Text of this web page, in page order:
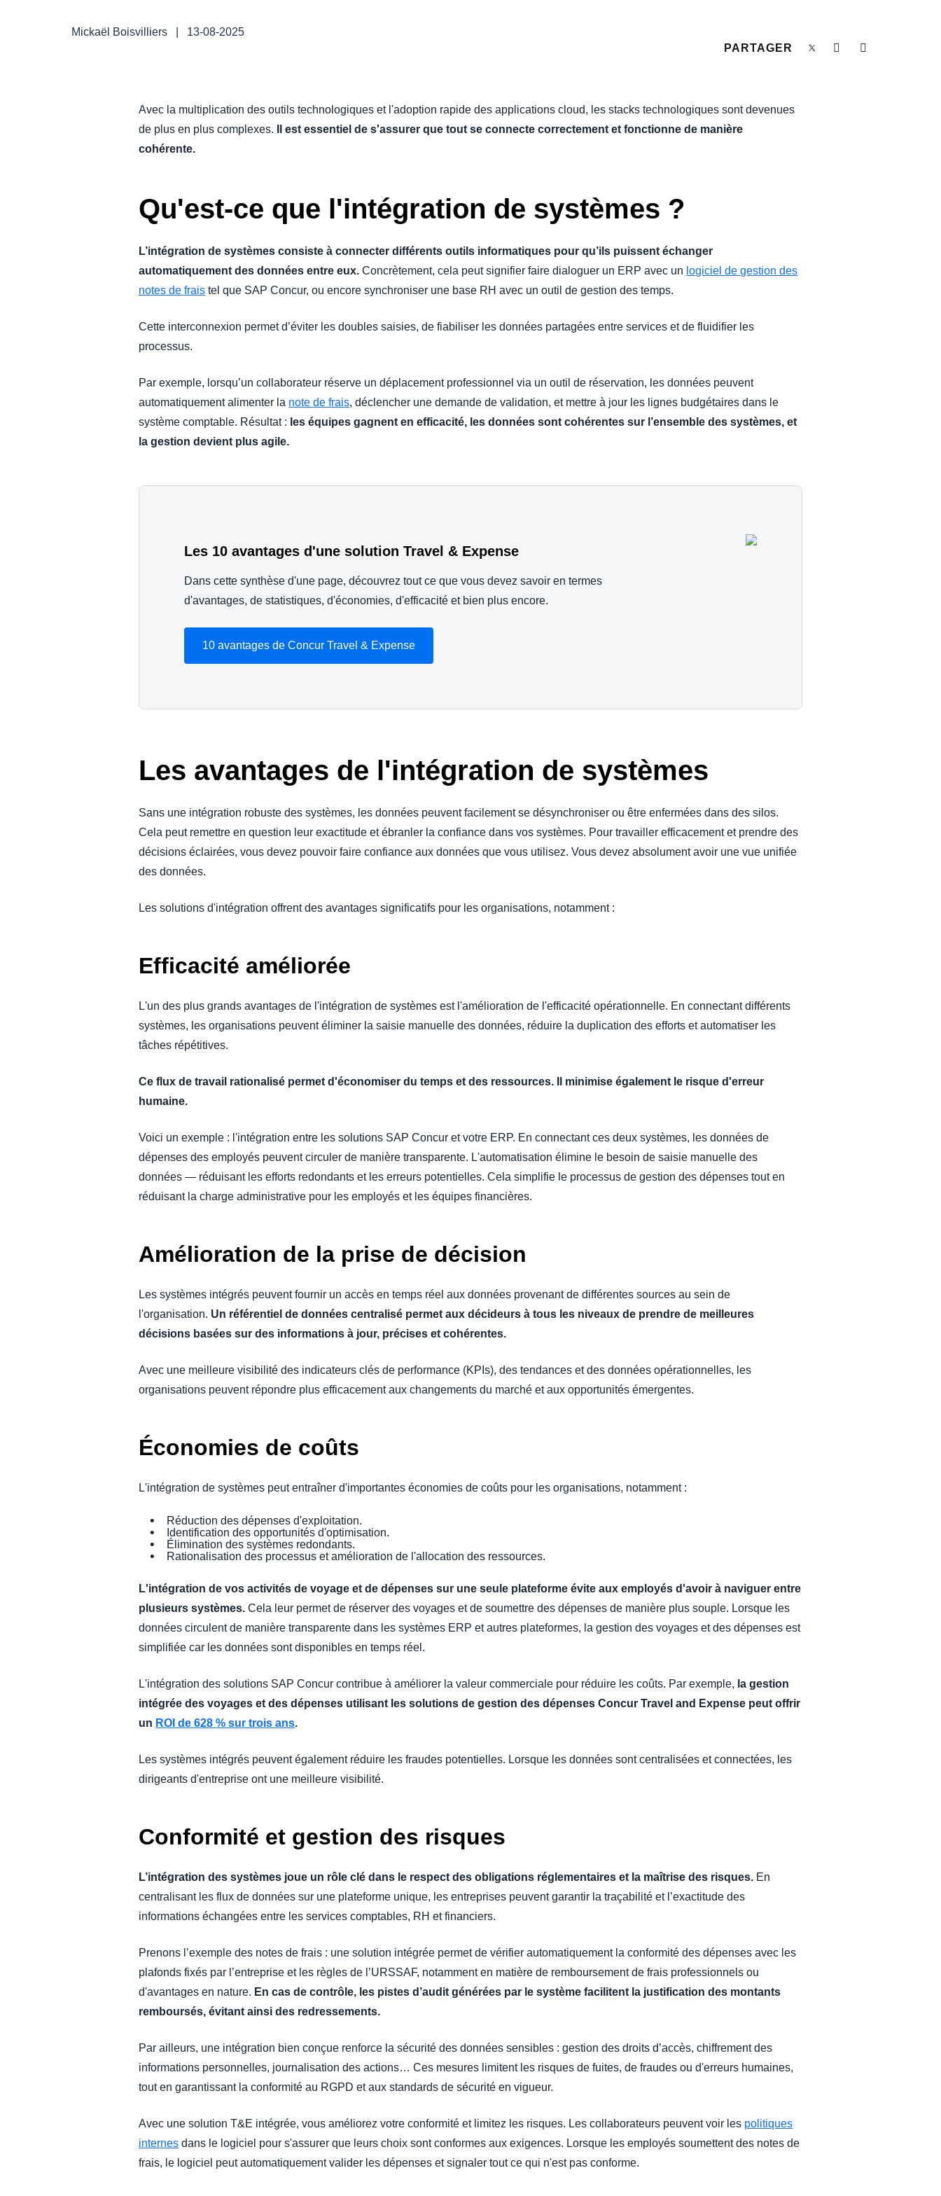
L’EXPÉRIENCE EMPLOYÉ
Mickaël Boisvilliers
13-08-2025
PARTAGER
Avec la multiplication des outils technologiques et l'adoption rapide des applications cloud, les stacks technologiques sont devenues
de plus en plus complexes.
Il est essentiel de s'assurer que tout se connecte correctement et fonctionne de manière
cohérente.
Qu'est-ce que l'intégration de systèmes ?
L’intégration de systèmes consiste à connecter différents outils informatiques pour qu’ils puissent échanger
automatiquement des données entre eux.Concrètement, cela peut signifier faire dialoguer un ERP avec un logiciel de gestion des
notes de frais tel que SAP Concur, ou encore synchroniser une base RH avec un outil de gestion des temps.
Cette interconnexion permet d’éviter les doubles saisies, de fiabiliser les données partagées entre services et de fluidifier les
processus.
Par exemple, lorsqu’un collaborateur réserve un déplacement professionnel via un outil de réservation, les données peuvent
automatiquement alimenter la note de frais, déclencher une demande de validation, et mettre à jour les lignes budgétaires dans le
système comptable. Résultat : les équipes gagnent en efficacité, les données sont cohérentes sur l’ensemble des systèmes, et
la gestion devient plus agile.
Les 10 avantages d'une solution Travel & Expense
Dans cette synthèse d'une page, découvrez tout ce que vous devez savoir en termes
d'avantages, de statistiques, d'économies, d'efficacité et bien plus encore.
10 avantages de Concur Travel & Expense
Les avantages de l'intégration de systèmes
Sans une intégration robuste des systèmes, les données peuvent facilement se désynchroniser ou être enfermées dans des silos.
Cela peut remettre en question leur exactitude et ébranler la confiance dans vos systèmes. Pour travailler efficacement et prendre des
décisions éclairées, vous devez pouvoir faire confiance aux données que vous utilisez. Vous devez absolument avoir une vue unifiée
des données.
Les solutions d'intégration offrent des avantages significatifs pour les organisations, notamment :
Efficacité améliorée
L'un des plus grands avantages de l'intégration de systèmes est l'amélioration de l'efficacité opérationnelle. En connectant différents
systèmes, les organisations peuvent éliminer la saisie manuelle des données, réduire la duplication des efforts et automatiser les
tâches répétitives.
Ce flux de travail rationalisé permet d'économiser du temps et des ressources. Il minimise également le risque d'erreur
humaine.
Voici un exemple : l'intégration entre les solutions SAP Concur et votre ERP. En connectant ces deux systèmes, les données de
dépenses des employés peuvent circuler de manière transparente. L'automatisation élimine le besoin de saisie manuelle des
données — réduisant les efforts redondants et les erreurs potentielles. Cela simplifie le processus de gestion des dépenses tout en
réduisant la charge administrative pour les employés et les équipes financières.
Amélioration de la prise de décision
Les systèmes intégrés peuvent fournir un accès en temps réel aux données provenant de différentes sources au sein de
l'organisation. Un référentiel de données centralisé permet aux décideurs à tous les niveaux de prendre de meilleures
décisions basées sur des informations à jour, précises et cohérentes.
Avec une meilleure visibilité des indicateurs clés de performance (KPIs), des tendances et des données opérationnelles, les
organisations peuvent répondre plus efficacement aux changements du marché et aux opportunités émergentes.
Économies de coûts
L'intégration de systèmes peut entraîner d'importantes économies de coûts pour les organisations, notamment :
Réduction des dépenses d'exploitation.
Identification des opportunités d'optimisation.
Élimination des systèmes redondants.
Rationalisation des processus et amélioration de l'allocation des ressources.
L'intégration de vos activités de voyage et de dépenses sur une seule plateforme évite aux employés d'avoir à naviguer entre
plusieurs systèmes. Cela leur permet de réserver des voyages et de soumettre des dépenses de manière plus souple. Lorsque les
données circulent de manière transparente dans les systèmes ERP et autres plateformes, la gestion des voyages et des dépenses est
simplifiée car les données sont disponibles en temps réel.
L'intégration des solutions SAP Concur contribue à améliorer la valeur commerciale pour réduire les coûts. Par exemple, la gestion
intégrée des voyages et des dépenses utilisant les solutions de gestion des dépenses Concur Travel and Expense peut offrir
un ROI de 628 % sur trois ans.
Les systèmes intégrés peuvent également réduire les fraudes potentielles. Lorsque les données sont centralisées et connectées, les
dirigeants d'entreprise ont une meilleure visibilité.
Conformité et gestion des risques
L’intégration des systèmes joue un rôle clé dans le respect des obligations réglementaires et la maîtrise des risques. En
centralisant les flux de données sur une plateforme unique, les entreprises peuvent garantir la traçabilité et l’exactitude des
informations échangées entre les services comptables, RH et financiers.
Prenons l’exemple des notes de frais : une solution intégrée permet de vérifier automatiquement la conformité des dépenses avec les
plafonds fixés par l’entreprise et les règles de l’URSSAF, notamment en matière de remboursement de frais professionnels ou
d'avantages en nature. En cas de contrôle, les pistes d’audit générées par le système facilitent la justification des montants
remboursés, évitant ainsi des redressements.
Par ailleurs, une intégration bien conçue renforce la sécurité des données sensibles : gestion des droits d’accès, chiffrement des
informations personnelles, journalisation des actions… Ces mesures limitent les risques de fuites, de fraudes ou d'erreurs humaines,
tout en garantissant la conformité au RGPD et aux standards de sécurité en vigueur.
Avec une solution T&E intégrée, vous améliorez votre conformité et limitez les risques. Les collaborateurs peuvent voir les politiques
internes dans le logiciel pour s'assurer que leurs choix sont conformes aux exigences. Lorsque les employés soumettent des notes de
frais, le logiciel peut automatiquement valider les dépenses et signaler tout ce qui n'est pas conforme.